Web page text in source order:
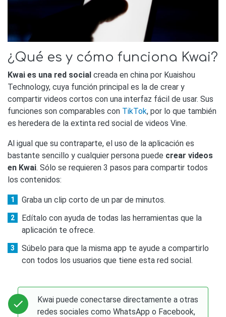
¿Qué es y cómo funciona Kwai?
Kwai es una red social creada en china por Kuaishou
Technology, cuya función principal es la de crear y
compartir videos cortos con una interfaz fácil de usar. Sus
funciones son comparables con TikTok, por lo que también
es heredera de la extinta red social de videos Vine.
Al igual que su contraparte, el uso de la aplicación es
bastante sencillo y cualquier persona puede crear videos
en Kwai. Sólo se requieren 3 pasos para compartir todos
los contenidos:
Graba un clip corto de un par de minutos.
Edítalo con ayuda de todas las herramientas que la
aplicación te ofrece.
Súbelo para que la misma app te ayude a compartirlo
con todos los usuarios que tiene esta red social.
Kwai puede conectarse directamente a otras
redes sociales como WhatsApp o Facebook,